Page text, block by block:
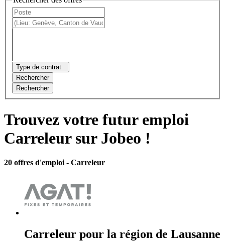
Type de contrat
Rechercher
Rechercher
Trouvez votre futur emploi
Carreleur sur Jobeo !
20 offres d'emploi - Carreleur
Carreleur pour la région de Lausanne